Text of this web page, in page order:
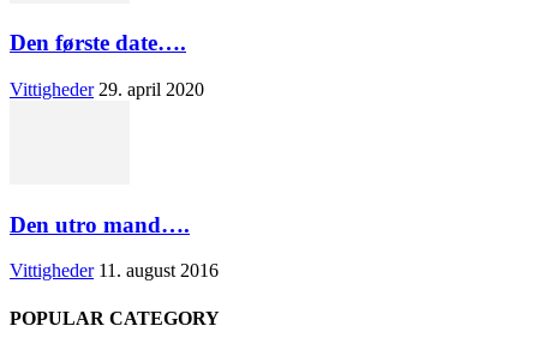
Den første date….
Vittigheder 29. april 2020
Den utro mand….
Vittigheder 11. august 2016
POPULAR CATEGORY